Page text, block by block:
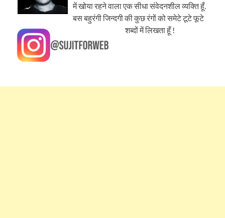
में खोया रहने वाला एक सीधा संवेदनशील व्यक्ति हूँ.
बस बहुरंगी जिन्दगी की कुछ रंगों को समेटे टूटे फूटे
शब्दों में लिखता हूँ !